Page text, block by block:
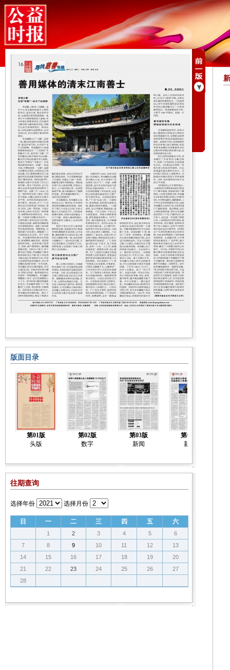
版面目录
第01版
头版
第02版
数字
第03版
新闻
第04版
新闻
往期查询
选择年份 选择月份
日 一 二 三 四 五 六
1 2 3 4 5
6
7
8 9 10 11 12
13
14
15 16 17 18 19
20
21
22 23 24 25 26
27
28